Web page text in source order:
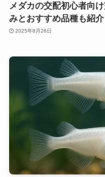
メダカの交配初心者向
みとおすすめ品種も紹介
2025年8月26日